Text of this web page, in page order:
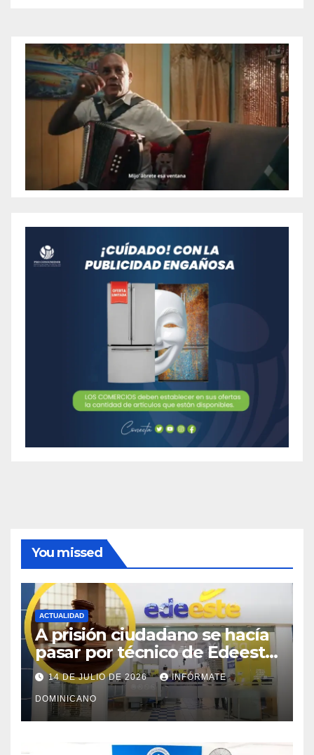
You missed
ACTUALIDAD
A prisión ciudadano se hacía
pasar por técnico de Edeeste
para estafar a dueños de
comercios
14 DE JULIO DE 2026 INFÓRMATE
DOMINICANO